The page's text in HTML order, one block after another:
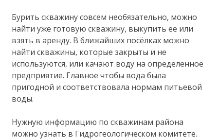
Бурить скважину совсем необязательно, можно
найти уже готовую скважину, выкупить её или
взять в аренду. В ближайших посёлках можно
найти скважины, которые закрыты и не
используются, или качают воду на определённое
предприятие. Главное чтобы вода была
пригодной и соответствовала нормам питьевой
воды.
Нужную информацию по скважинам района
можно узнать в Гидрогеологическом комитете.